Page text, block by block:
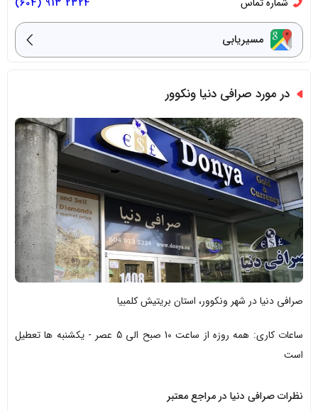
مسیریابی
در مورد صرافی دنیا ونکوور
صرافی دنیا در شهر ونکوور، استان بریتیش کلمبیا
ساعات کاری: همه روزه از ساعت 10 صبح الی 5 عصر - یکشنبه ها تعطیل
است
نظرات صرافی دنیا در مراجع معتبر